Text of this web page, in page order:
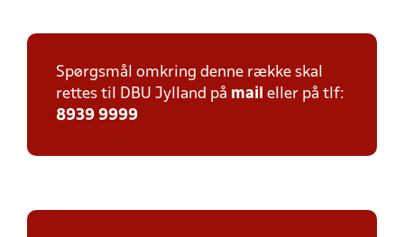
Spørgsmål omkring denne række skal
rettes til DBU Jylland på mail eller på tlf:
8939 9999